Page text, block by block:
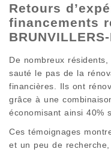
Retours
financements
De nombreux
sauté le pas de la
financières. Ils ont
grâce à une
économisant ainsi 40%
Ces témoignages
et un peu de